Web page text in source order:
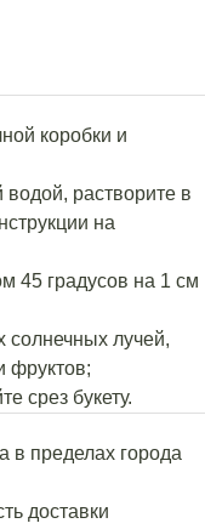
коробки и
водой, растворите в
на
45 градусов на 1 см
лучей,
фруктов;
срез букету.
в пределах города
доставки